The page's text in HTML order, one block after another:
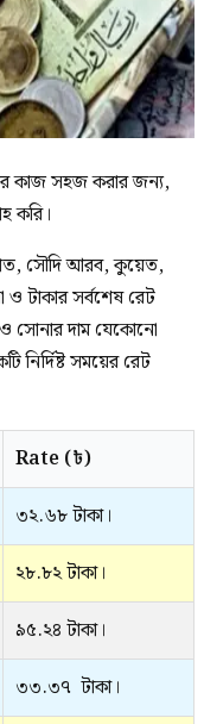
কাজ সহজ করার জন্য,
করি।
সৌদি আরব, কুয়েত,
ও টাকার সর্বশেষ রেট
ও সোনার দাম যেকোনো
নির্দিষ্ট সময়ের রেট
Rate (৳)
৩২.৬৮ টাকা।
২৮.৮২ টাকা।
৯৫.২৪ টাকা।
৩৩.৩৭ টাকা।